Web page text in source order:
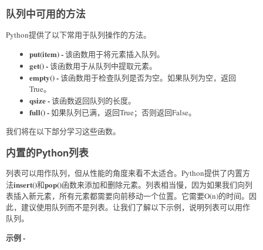
队列中可用的方法
Python提供了以下常用于队列操作的方法。
put(item) -该函数用于将元素插入队列。
get() -该函数用于从队列中提取元素。
empty() -该函数用于检查队列是否为空。如果队列为空，返回
True。
qsize -该函数返回队列的长度。
full() -如果队列已满，返回True；否则返回False。
我们将在以下部分学习这些函数。
内置的Python列表
列表可以用作队列，但从性能的角度来看不太适合。Python提供了内置方
法insert()和pop()函数来添加和删除元素。列表相当慢，因为如果我们向列
表插入新元素，所有元素都需要向前移动一个位置。它需要O(n)的时间。因
此，建议使用队列而不是列表。让我们了解以下示例，说明列表可以用作
队列。
示例 -